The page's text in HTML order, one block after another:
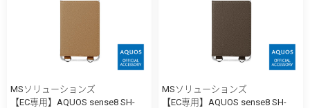
MSソリューションズ
【EC専用】AQUOS sense8 SH-
MSソリューションズ
【EC専用】AQUOS sense8 SH-